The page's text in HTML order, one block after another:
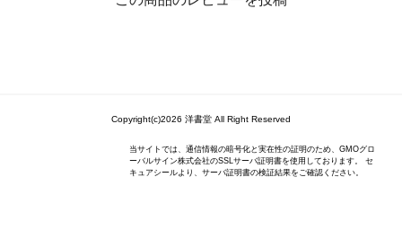
Copyright(c)2026 洋書堂 All Right Reserved
当サイトでは、通信情報の暗号化と実在性の証明のため、GMOグロ
ーバルサイン株式会社のSSLサーバ証明書を使用しております。 セ
キュアシールより、サーバ証明書の検証結果をご確認ください。